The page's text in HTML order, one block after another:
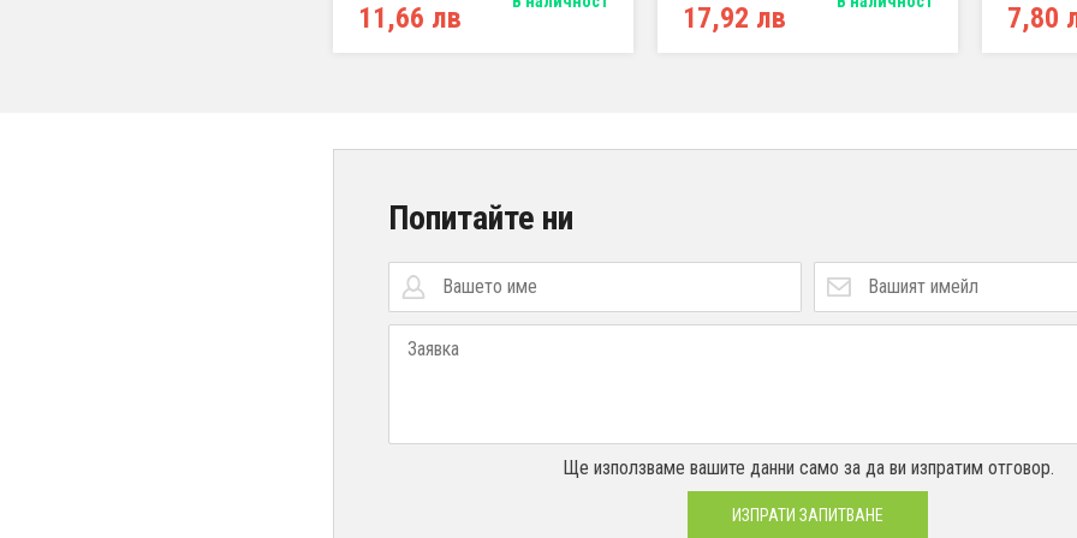
11,66 лв
17,92 лв
7,80
Попитайте ни
Ще използваме вашите данни само за да ви изпратим отговор.
ИЗПРАТИ ЗАПИТВАНЕ